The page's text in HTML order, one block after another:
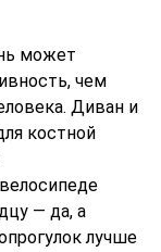
может
чем
Диван и
костной
— да, а
лучше